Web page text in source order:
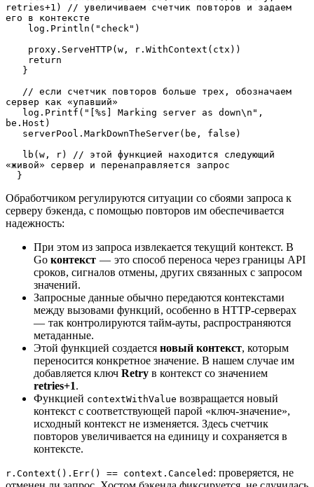
retries+1) // увеличиваем счетчик повторов и задаем
его в контексте
    log.Println("check")
    proxy.ServeHTTP(w, r.WithContext(ctx))
    return
   }
сервер как «упавший»
be.Host)
   serverPool.MarkDownTheServer(be, false)
«живой» сервер и перенаправляется запрос
  }
Обработчиком регулируются ситуации со сбоями запроса к
серверу бэкенда, с помощью повторов им обеспечивается
надежность:
При этом из запроса извлекается текущий контекст. В
Go контекст — это способ переноса через границы API
сроков, сигналов отмены, других связанных с запросом
значений.
Запросные данные обычно передаются контекстами
между вызовами функций, особенно в HTTP-серверах
— так контролируются тайм-ауты, распространяются
метаданные.
Этой функцией создается новый контекст, которым
переносится конкретное значение. В нашем случае им
добавляется ключ Retry в контекст со значением
retries+1.
Функцией contextWithValue возвращается новый
контекст с соответствующей парой «ключ-значение»,
исходный контекст не изменяется. Здесь счетчик
повторов увеличивается на единицу и сохраняется в
контексте.
r.Context().Err() == context.Canceled : проверяется, не